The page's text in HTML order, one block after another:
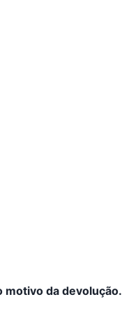
motivo da devolução.